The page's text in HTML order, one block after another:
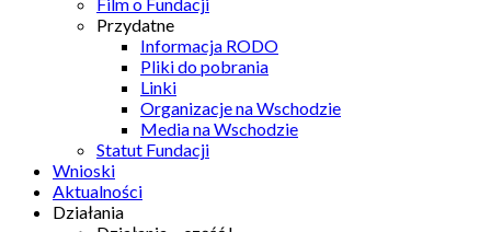
Przydatne
Informacja RODO
Pliki do pobrania
Linki
Organizacje na Wschodzie
Media na Wschodzie
Statut Fundacji
Wnioski
Aktualności
Działania